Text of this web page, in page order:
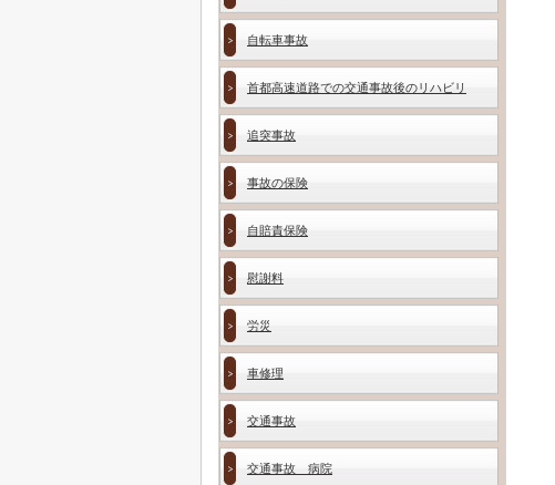
自転車事故
首都高速道路での交通事故後のリハビリ
追突事故
事故の保険
自賠責保険
慰謝料
労災
車修理
交通事故
交通事故 病院